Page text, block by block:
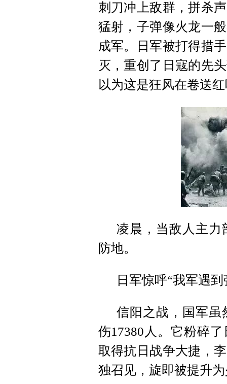
刺刀冲上敌群，拼杀
猛射，子弹像火龙一
成军。日军被打得措
灭，重创了日寇的先
以为这是狂风在卷送
凌晨，当敌人主
防地。
日军惊呼“我军遇
信阳之战，国军虽
伤17380人。它粉碎
取得抗日战争大捷，
独召见，旋即被提升